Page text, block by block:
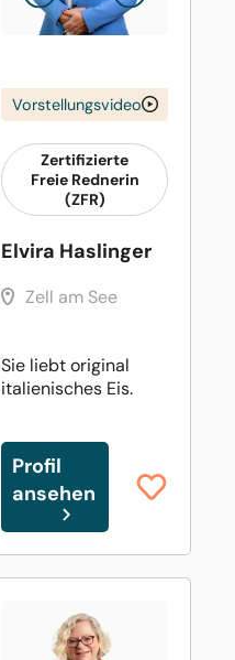
Vorstellungsvideo
Zertifizierte
Freie Rednerin
(ZFR)
Elvira Haslinger
Zell am See
Sie liebt original
italienisches Eis.
Profil
ansehen